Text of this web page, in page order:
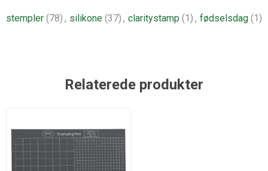
stempler (78) , silikone (37) , claritystamp (1) , fødselsdag (1)
Relaterede produkter